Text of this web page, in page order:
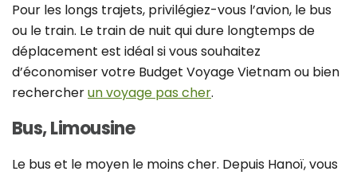
Pour les longs trajets, privilégiez-vous l’avion, le bus
ou le train. Le train de nuit qui dure longtemps de
déplacement est idéal si vous souhaitez
d’économiser votre Budget Voyage Vietnam ou bien
rechercherun voyage pas cher.
Bus, Limousine
Le bus et le moyen le moins cher. Depuis Hanoï, vous